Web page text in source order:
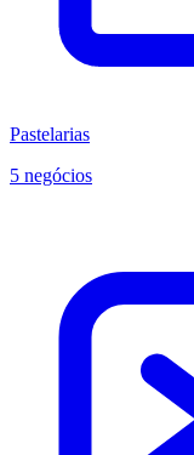
Pastelarias
5 negócios